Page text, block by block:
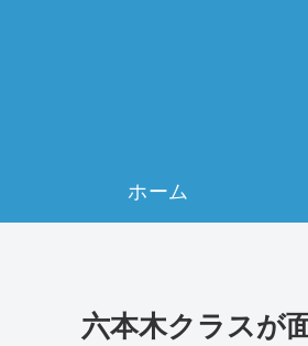
ホーム
六本木クラスが